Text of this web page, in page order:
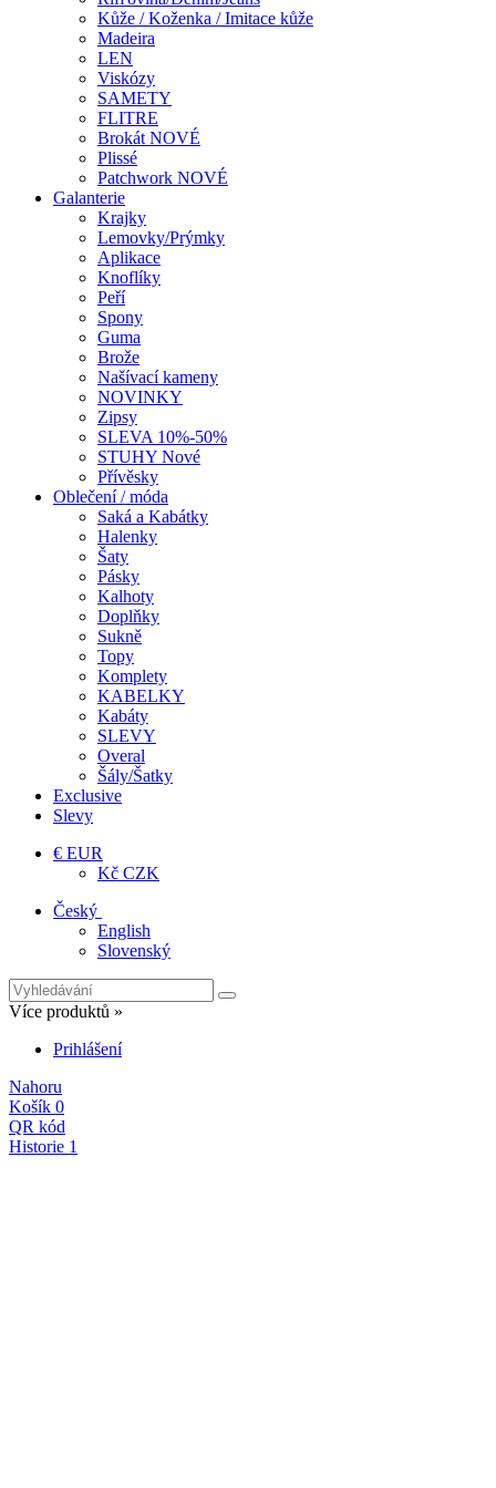
Kůže / Koženka / Imitace kůže
Madeira
LEN
Viskózy
SAMETY
FLITRE
Brokát NOVÉ
Plissé
Patchwork NOVÉ
Galanterie
Krajky
Lemovky/Prýmky
Aplikace
Knoflíky
Peří
Spony
Guma
Brože
Našívací kameny
NOVINKY
Zipsy
SLEVA 10%-50%
STUHY Nové
Přívěsky
Oblečení / móda
Saká a Kabátky
Halenky
Šaty
Pásky
Kalhoty
Doplňky
Sukně
Topy
Komplety
KABELKY
Kabáty
SLEVY
Overal
Šály/Šatky
Exclusive
Slevy
€ EUR
Kč CZK
Český
English
Slovenský
Více produktů »
Prihlášení
Nahoru
Košík 0
QR kód
Historie 1